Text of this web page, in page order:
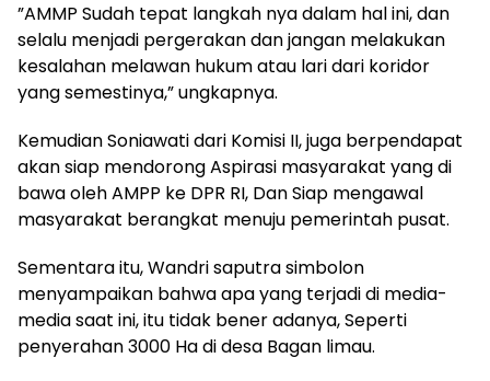
”AMMP Sudah tepat langkah nya dalam hal ini, dan
selalu menjadi pergerakan dan jangan melakukan
kesalahan melawan hukum atau lari dari koridor
yang semestinya,” ungkapnya.
Kemudian Soniawati dari Komisi II, juga berpendapat
akan siap mendorong Aspirasi masyarakat yang di
bawa oleh AMPP ke DPR RI, Dan Siap mengawal
masyarakat berangkat menuju pemerintah pusat.
Sementara itu, Wandri saputra simbolon
menyampaikan bahwa apa yang terjadi di media-
media saat ini, itu tidak bener adanya, Seperti
penyerahan 3000 Ha di desa Bagan limau.